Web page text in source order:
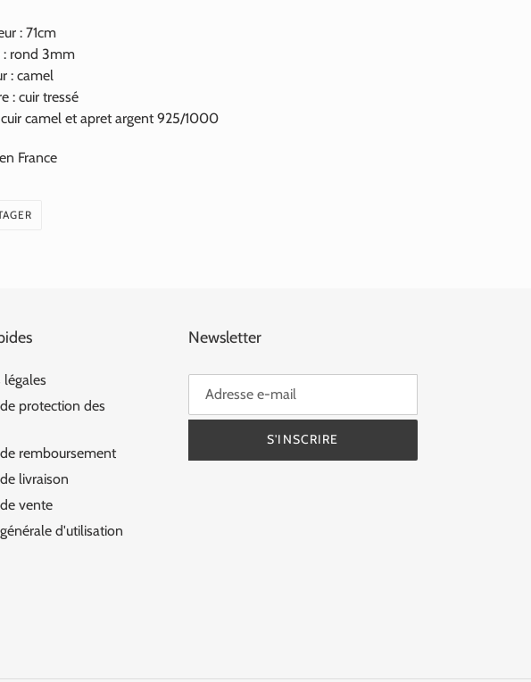
: 71cm
: rond 3mm
: camel
: cuir tressé
cuir camel et apret argent 925/1000
France
PARTAGER
SUR
protection des
remboursement
livraison
vente
d'utilisation
Newsletter
S'INSCRIRE